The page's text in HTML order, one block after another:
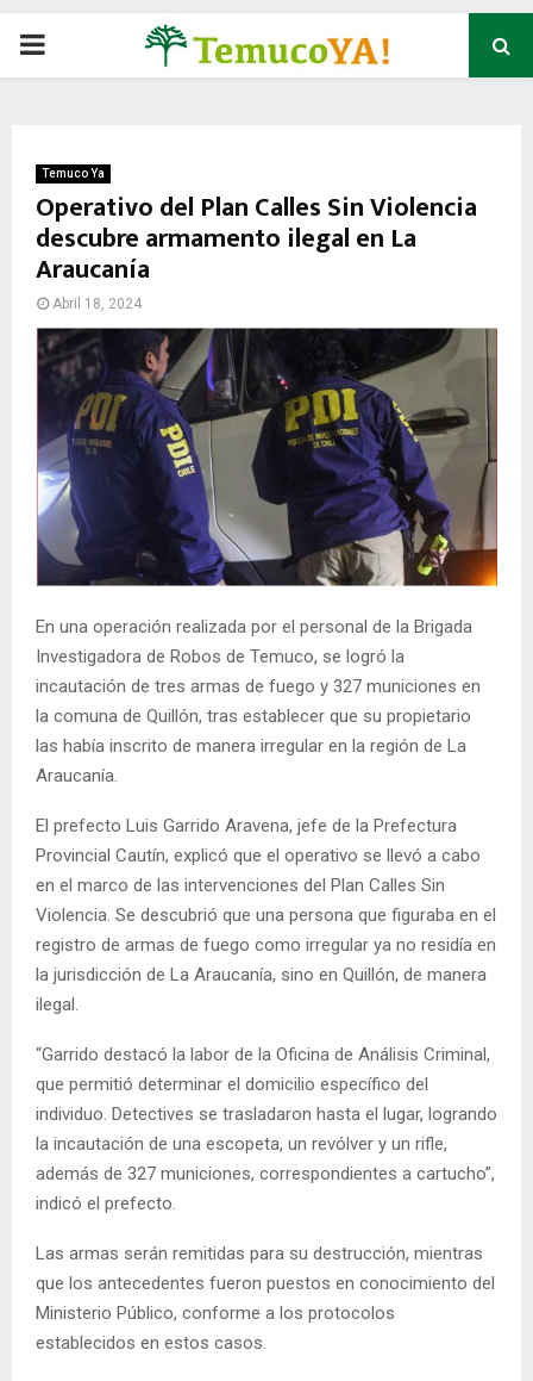
P
M
A
M
N
U
Temuco Ya
Operativo del Plan Calles Sin Violencia
descubre armamento ilegal en La
Araucanía
Abril 18, 2024
En una operación realizada por el personal de la Brigada
Investigadora de Robos de Temuco, se logró la
incautación de tres armas de fuego y 327 municiones en
la comuna de Quillón, tras establecer que su propietario
las había inscrito de manera irregular en la región de La
Araucanía.
El prefecto Luis Garrido Aravena, jefe de la Prefectura
Provincial Cautín, explicó que el operativo se llevó a cabo
en el marco de las intervenciones del Plan Calles Sin
Violencia. Se descubrió que una persona que figuraba en el
registro de armas de fuego como irregular ya no residía en
la jurisdicción de La Araucanía, sino en Quillón, de manera
ilegal.
“Garrido destacó la labor de la Oficina de Análisis Criminal,
que permitió determinar el domicilio específico del
individuo. Detectives se trasladaron hasta el lugar, logrando
la incautación de una escopeta, un revólver y un rifle,
además de 327 municiones, correspondientes a cartucho”,
indicó el prefecto.
Las armas serán remitidas para su destrucción, mientras
que los antecedentes fueron puestos en conocimiento del
Ministerio Público, conforme a los protocolos
establecidos en estos casos.